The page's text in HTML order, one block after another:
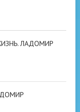
ЛАДОМИР